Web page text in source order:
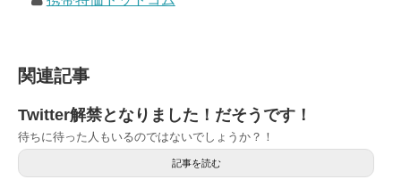
関連記事
Twitter解禁となりました！だそうです！
待ちに待った人もいるのではないでしょうか？！
記事を読む